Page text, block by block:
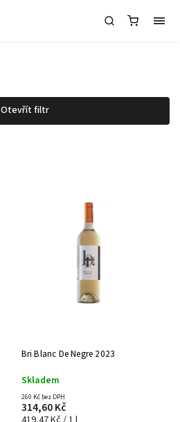
Otevřít filtr
Bri Blanc De Negre 2023
Skladem
260 Kč bez DPH
314,60 Kč